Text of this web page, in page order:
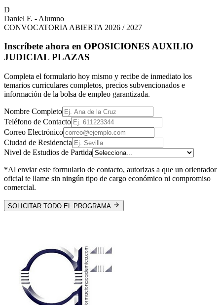
D
Daniel F. - Alumno
CONVOCATORIA ABIERTA 2026 / 2027
Inscríbete ahora en OPOSICIONES AUXILIO
JUDICIAL PLAZAS
Completa el formulario hoy mismo y recibe de inmediato los
temarios curriculares completos, precios subvencionados e
información de la bolsa de empleo garantizada.
Nombre Completo
Teléfono de Contacto
Correo Electrónico
Ciudad de Residencia
Nivel de Estudios de Partida
*Al enviar este formulario de contacto, autorizas a que un orientador
oficial te llame sin ningún tipo de cargo económico ni compromiso
comercial.
SOLICITAR TODO EL PROGRAMA